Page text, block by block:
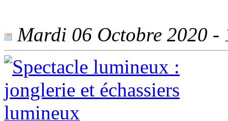
Mardi 06 Octobre 2020 -